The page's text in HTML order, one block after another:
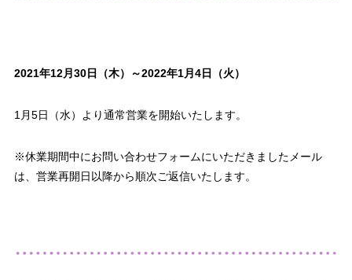
2021年12月30日（木）～2022年1月4日（火）
1月5日（水）より通常営業を開始いたします。
※休業期間中にお問い合わせフォームにいただきましたメール
は、営業再開日以降から順次ご返信いたします。